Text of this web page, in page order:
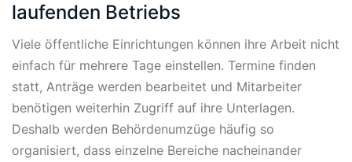
laufenden Betriebs
Viele öffentliche Einrichtungen können ihre Arbeit nicht
einfach für mehrere Tage einstellen. Termine finden
statt, Anträge werden bearbeitet und Mitarbeiter
benötigen weiterhin Zugriff auf ihre Unterlagen.
Deshalb werden Behördenumzüge häufig so
organisiert, dass einzelne Bereiche nacheinander